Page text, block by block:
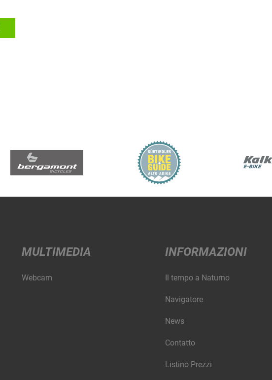
MULTIMEDIA
Webcam
INFORMAZIONI
Il tempo a Naturno
Navigatore
News
Contatto
Listino Prezzi